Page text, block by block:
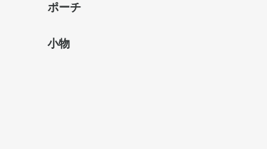
ポーチ
小物